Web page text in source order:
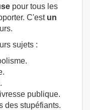
pour tous les
C'estun
sujets :
publique.
des stupéfiants.